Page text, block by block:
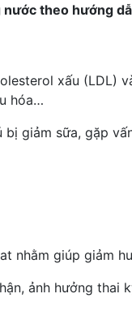
theo hướng
xấu (LDL)
hóa…
giảm sữa, gặp
nhằm giúp giảm
ảnh hưởng thai